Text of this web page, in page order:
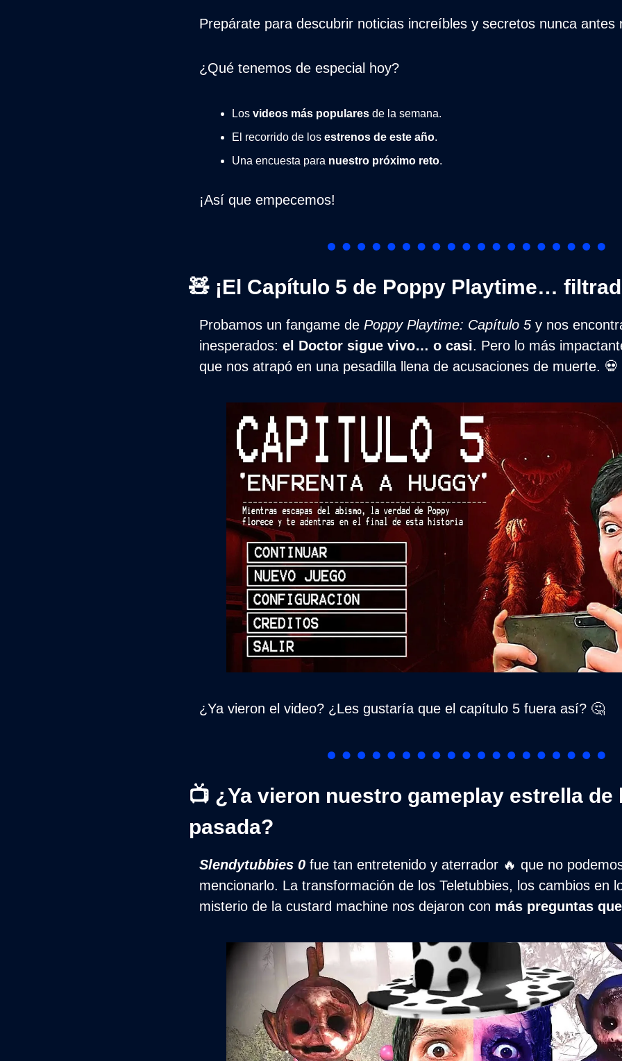
Prepárate para descubrir noticias increíbles y secretos nunca
¿Qué tenemos de especial hoy?
Los videos más populares de la semana.
El recorrido de los estrenos de este año.
Una encuesta para nuestro próximo reto.
¡Así que empecemos!
🧸 ¡El Capítulo 5 de Poppy Playtime…
Probamos un fangame de Poppy Playtime: Capítulo 5 y nos
inesperados: el Doctor sigue vivo… o casi. Pero lo más
que nos atrapó en una pesadilla llena de acusaciones de muerte. 💀
¿Ya vieron el video? ¿Les gustaría que el capítulo 5 fuera así? 🤔
📺 ¿Ya vieron nuestro gameplay estrella de
pasada?
Slendytubbies 0 fue tan entretenido y aterrador 🔥 que no
mencionarlo. La transformación de los Teletubbies, los cambios en
misterio de la custard machine nos dejaron con más preguntas